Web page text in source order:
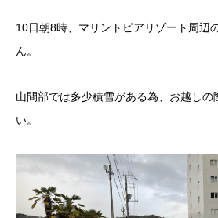
10日朝8時、マリントピアリゾート周辺
ん。
山間部では多少積雪がある為、お越しの
い。